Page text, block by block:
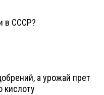
в СССР?
а урожай прет
кислоту